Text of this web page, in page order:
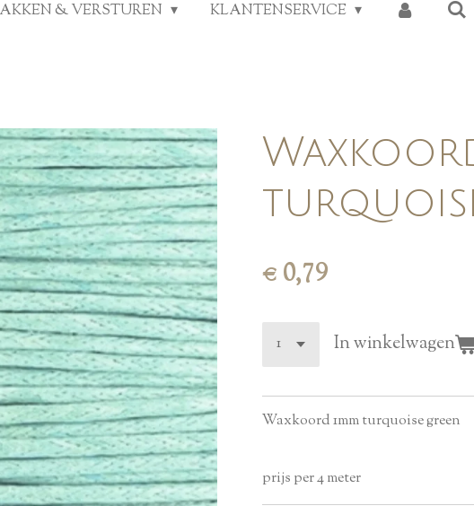
& VERSTUREN
KLANTENSERVICE
€ 0,79
In winkelwagen
Waxkoord 1mm turquoise green
prijs per 4 meter